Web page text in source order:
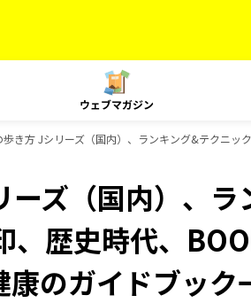
ウェブマガジン
歩き方 Jシリーズ（国内）、ランキング&テクニッ
ズ（国内）、ラ
、歴史時代、
のガイドブック